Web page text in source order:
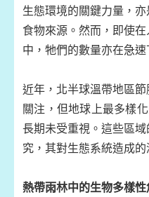
生態環境的關鍵力量，
食物來源。然而，即使
中，牠們的數量亦在急速
近年，北半球溫帶地區
關注，但地球上最多樣
長期未受重視。這些區
究，其對生態系統造成
熱帶雨林中的生物多樣性